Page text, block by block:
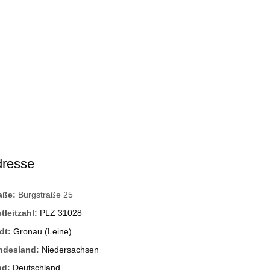
Burgstraße 25
PLZ 31028
Gronau (Leine)
Niedersachsen
Deutschland